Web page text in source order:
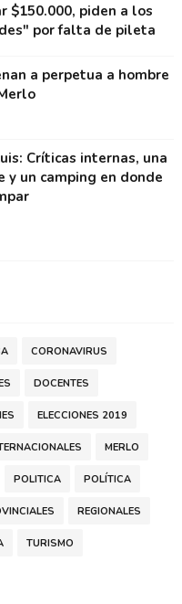
$150.000, piden a los
por falta de pileta
a perpetua a hombre
Críticas internas, una
y un camping en donde
CORONAVIRUS
DOCENTES
ELECCIONES 2019
MERLO
POLITICA POLÍTICA
REGIONALES
TURISMO